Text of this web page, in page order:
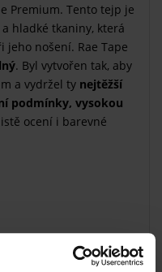
Premium. Tento tejp je
hladké tkaniny, která
jeho nošení. Rae Tape
. Byl vytvořen tak, aby
a vydržel ty nejtěžší
podmínky, vysokou
ocení i barevné